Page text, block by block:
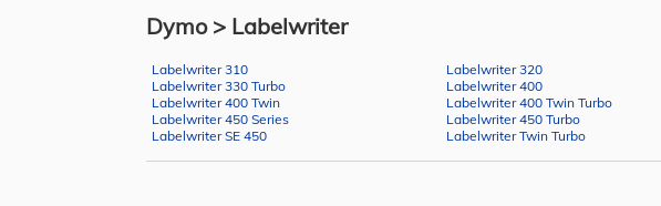
Dymo > Labelwriter
Labelwriter 310 Labelwriter 320
Labelwriter 330 Turbo
Labelwriter 400
Labelwriter 400 Twin
Labelwriter 400 Twin Turbo
Labelwriter 450 Series
Labelwriter 450 Turbo
Labelwriter SE 450
Labelwriter Twin Turbo